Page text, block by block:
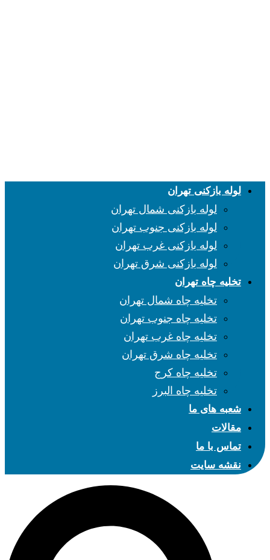
لوله بازکنی تهران
لوله بازکنی شمال تهران
لوله بازکنی جنوب تهران
لوله بازکنی غرب تهران
لوله بازکنی شرق تهران
تخلیه چاه تهران
تخلیه چاه شمال تهران
تخلیه چاه جنوب تهران
تخلیه چاه غرب تهران
تخلیه چاه شرق تهران
تخلیه چاه کرج
تخلیه چاه البرز
شعبه های ما
مقالات
تماس با ما
نقشه سایت